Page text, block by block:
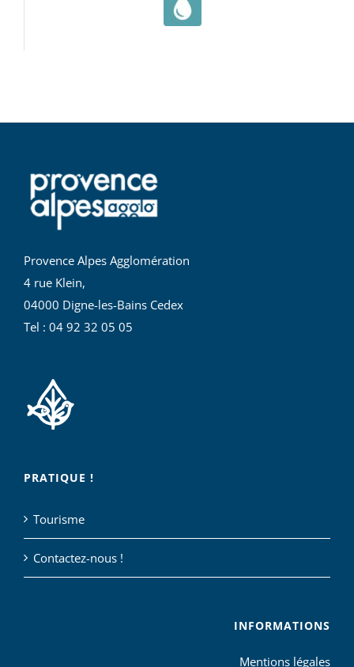
Provence Alpes Agglomération
4 rue Klein,
04000 Digne-les-Bains Cedex
Tel : 04 92 32 05 05
PRATIQUE !
Tourisme
Contactez-nous !
INFORMATIONS
Mentions légales